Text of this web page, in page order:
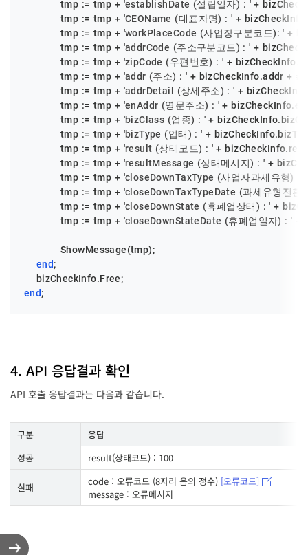
            tmp := tmp +
'establishDate (설립일자) : ' +
            tmp := tmp +
'CEOName (대표자명) : ' +
            tmp := tmp +
'workPlaceCode (사업장구분코드): ' +
            tmp := tmp +
'addrCode (주소구분코드) : ' +
            tmp := tmp +
'zipCode (우편번호) : ' +
            tmp := tmp +
'addr (주소) : ' + bizCheckInfo.addr +
            tmp := tmp +
'addrDetail (상세주소) : ' +
            tmp := tmp +
'enAddr (영문주소) : ' +
            tmp := tmp +
'bizClass (업종) : ' +
            tmp := tmp +
'bizType (업태) : ' +
            tmp := tmp +
'result (상태코드) : ' +
            tmp := tmp +
'resultMessage (상태메시지) : ' +
            tmp := tmp +
'closeDownTaxType (사업자과세유형) : '
            tmp := tmp +
'closeDownTaxTypeDate (과세유형전환
            tmp := tmp +
'closeDownState (휴폐업상태) : ' +
            tmp := tmp +
'closeDownStateDate (휴폐업일자) : '
            ShowMessage(tmp);
end;
end;
4. API 응답결과 확인
API 호출 응답결과는 다음과 같습니다.
구분
응답
성공
result(상태코드) : 100
실패 code : 오류코드 (8자리 음의 정수) [오류코드]
message : 오류메시지